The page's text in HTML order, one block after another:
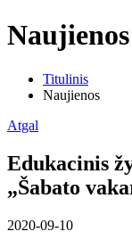
Naujienos
Titulinis
Naujienos
Atgal
Edukacinis
„Šabato
2020-09-10